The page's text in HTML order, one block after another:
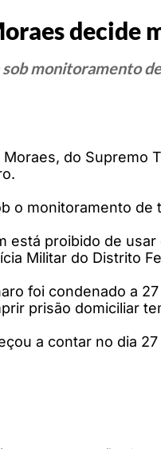
decide
monitoramento
do Supremo
o monitoramento
está proibido de
Militar do Distrito
foi condenado a
prisão domiciliar
a contar no dia